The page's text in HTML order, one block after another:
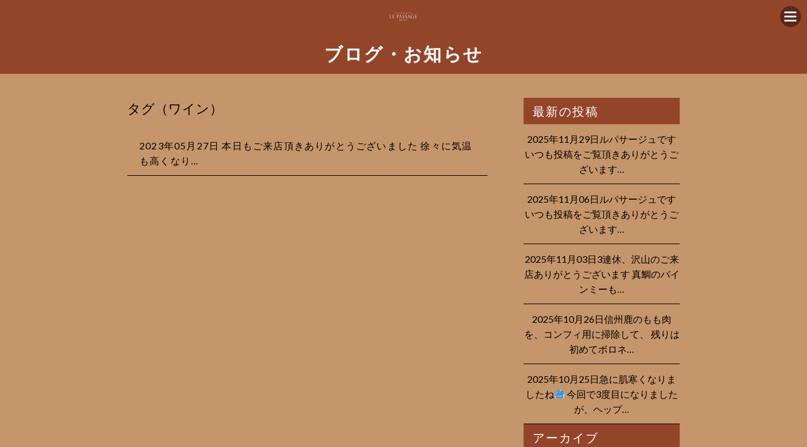
ブログ・お知らせ
タグ（ワイン）
2023年05月27日 本日もご来店頂きありがとうございました 徐々に気温
も高くなり…
最新の投稿
2025年11月29日ルパサージュです︎
いつも投稿をご覧頂きありがとうご
ざいます…
2025年11月06日ルパサージュです︎
いつも投稿をご覧頂きありがとうご
ざいます…
2025年11月03日3連休、沢山のご来
店ありがとうございます 真鯛のバイ
ンミーも…
2025年10月26日信州鹿のもも肉
を、コンフィ用に掃除して、 残りは
初めてボロネ…
2025年10月25日急に肌寒くなりま
したね
今回で3度目になりました
が、ヘップ…
アーカイブ